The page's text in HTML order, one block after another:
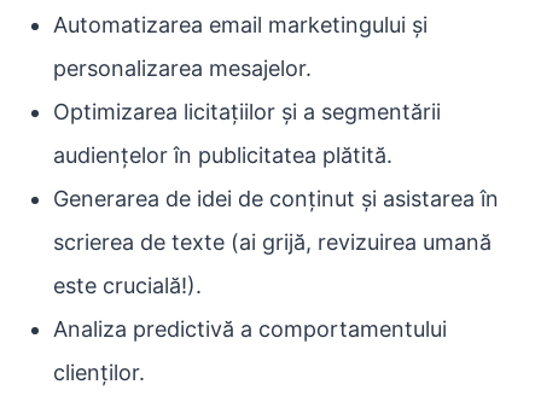
Automatizarea email marketingului și
personalizarea mesajelor.
Optimizarea licitațiilor și a segmentării
audiențelor în publicitatea plătită.
Generarea de idei de conținut și asistarea în
scrierea de texte (ai grijă, revizuirea umană
este crucială!).
Analiza predictivă a comportamentului
clienților.